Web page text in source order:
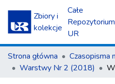
Zbiory i
kolekcje
Całe
Repozytorium
UR
Strona główna
Warstwy Nr 2 (2018)